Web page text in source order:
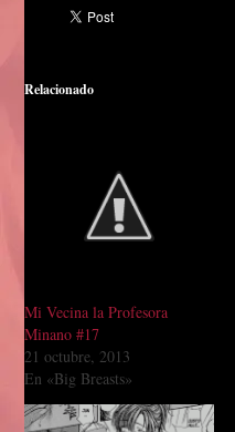
Relacionado
Mi Vecina la Profesora
Minano #17
21 octubre, 2013
En «Big Breasts»